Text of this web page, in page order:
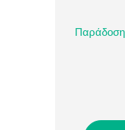
είναι
Παράδοση